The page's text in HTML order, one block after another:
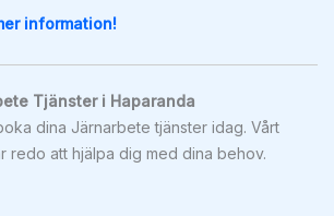
information!
Tjänster i Haparanda
dina Järnarbete tjänster idag. Vårt
redo att hjälpa dig med dina behov.